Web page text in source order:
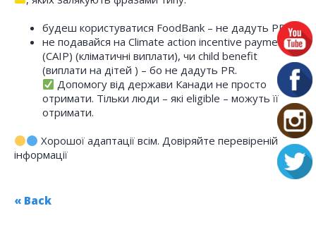
будеш користуватися FoodBank – не дадуть PR.
не подавайся на Climate action incentive payment
(CAIP) (кліматичні виплати), чи child benefit
(виплати на дітей ) – бо не дадуть PR.
Допомогу від держави Канади не просто
отримати. Тільки люди – які eligible – можуть її
отримати.
Хорошої адаптації всім. Довіряйте перевіреній
інформації
« Back